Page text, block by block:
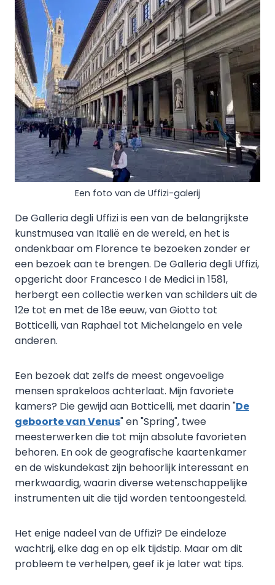
Een foto van de Uffizi-galerij
De Galleria degli Uffizi is een van de belangrijkste
kunstmusea van Italië en de wereld, en het is
ondenkbaar om Florence te bezoeken zonder er
een bezoek aan te brengen. De Galleria degli Uffizi,
opgericht door Francesco I de Medici in 1581,
herbergt een collectie werken van schilders uit de
12e tot en met de 18e eeuw, van Giotto tot
Botticelli, van Raphael tot Michelangelo en vele
anderen.
Een bezoek dat zelfs de meest ongevoelige
mensen sprakeloos achterlaat. Mijn favoriete
kamers? Die gewijd aan Botticelli, met daarin "De
geboorte van Venus" en "Spring", twee
meesterwerken die tot mijn absolute favorieten
behoren. En ook de geografische kaartenkamer
en de wiskundekast zijn behoorlijk interessant en
merkwaardig, waarin diverse wetenschappelijke
instrumenten uit die tijd worden tentoongesteld.
Het enige nadeel van de Uffizi? De eindeloze
wachtrij, elke dag en op elk tijdstip. Maar om dit
probleem te verhelpen, geef ik je later wat tips.